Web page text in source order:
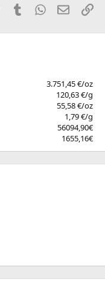
PinterestTumblr WhatsApp
E-Mail
3.751,45 €/oz
120,63 €/g
55,58 €/oz
1,79 €/g
56094,90€
1655,16€